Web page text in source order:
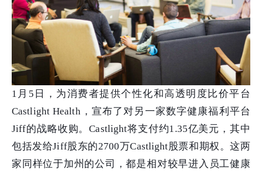
1月5日，为消费者提供个性化和高透明度比价平台
Castlight Health，宣布了对另一家数字健康福利平台
Jiff的战略收购。Castlight将支付约1.35亿美元，其中
包括发给Jiff股东的2700万Castlight股票和期权。这两
家同样位于加州的公司，都是相对较早进入员工健康